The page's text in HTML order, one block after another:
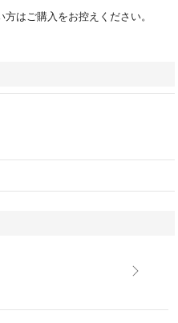
はご購入をお控えください。